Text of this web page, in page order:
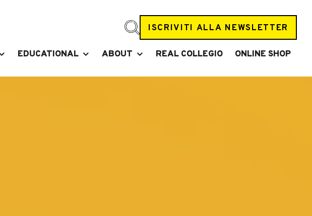
ISCRIVITI ALLA NEWSLETTER
EDUCATIONAL ABOUT REAL COLLEGIO ONLINE SHOP